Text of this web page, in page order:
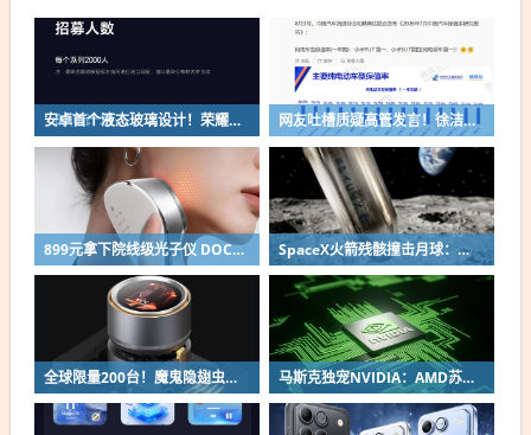
安卓首个液态玻璃设计！荣耀MagicOS 11内测招募开启：17款机型首批升级 网友吐槽质疑高管发言！徐洁云回应“孩go”言论争议：是小米用户宠物名
899元拿下院线级光子仪 DOCO童颜超光炮小米有品众筹上线 SpaceX火箭残骸撞击月球：留下直径约30米巨坑
全球限量200台！魔鬼隐翅虫欧米伽L36 Ultra液冷预售：可动冷头售2999元 马斯克独宠NVIDIA：AMD苏姿丰淡定回应